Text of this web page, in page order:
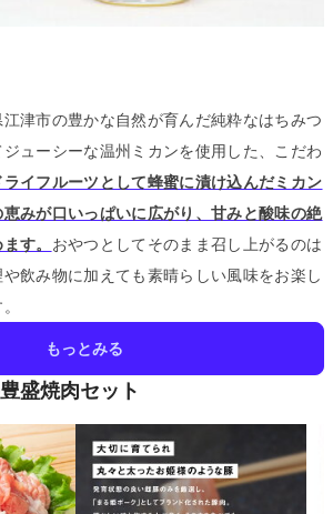
津市の豊かな自然が育んだ純粋なはちみつ
ューシーな温州ミカンを使用した、こだわ
ライフルーツとして蜂蜜に漬け込んだミカン
みが口いっぱいに広がり、甘みと酸味の絶
す。 おやつとしてそのまま召し上がるのは
飲み物に加えても素晴らしい風味をお楽し
もっとみる
盛焼肉セット